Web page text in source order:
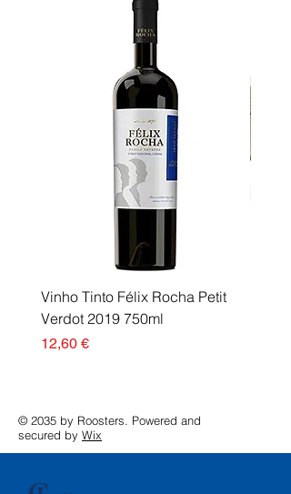
OfficeJet Pro 9023 HP OfficeJet
Pro 9025 HP OfficeJet Pro 9026
HP OfficeJet Pro 9028
Vinho Tinto Félix Rocha Petit
Verdot 2019 750ml
Preço
12,60 €
© 2035 by Roosters. Powered and
secured by Wix